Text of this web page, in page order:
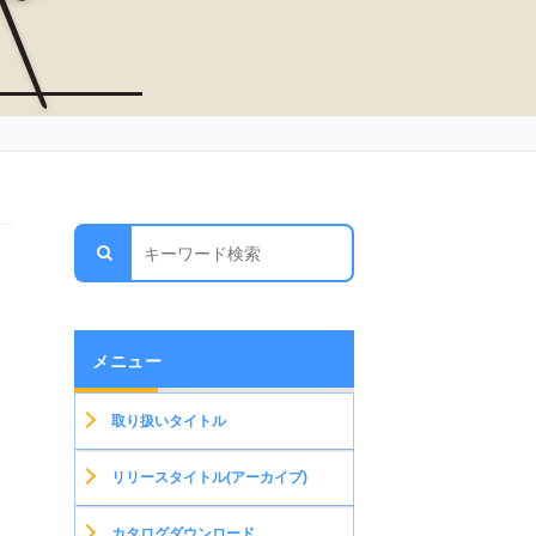
メニュー
取り扱いタイトル
リリースタイトル(アーカイブ)